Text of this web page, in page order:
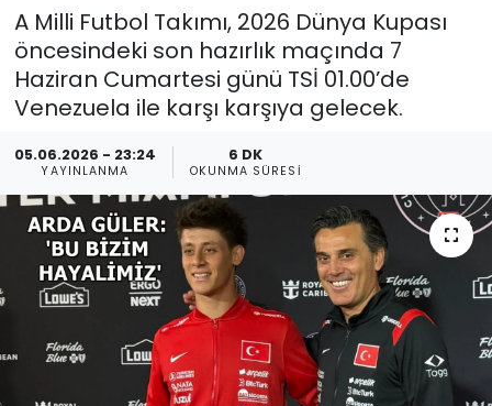
A Milli Futbol Takımı, 2026 Dünya Kupası
öncesindeki son hazırlık maçında 7
Haziran Cumartesi günü TSİ 01.00’de
Venezuela ile karşı karşıya gelecek.
05.06.2026 - 23:24
YAYINLANMA
6 DK
OKUNMA SÜRESI